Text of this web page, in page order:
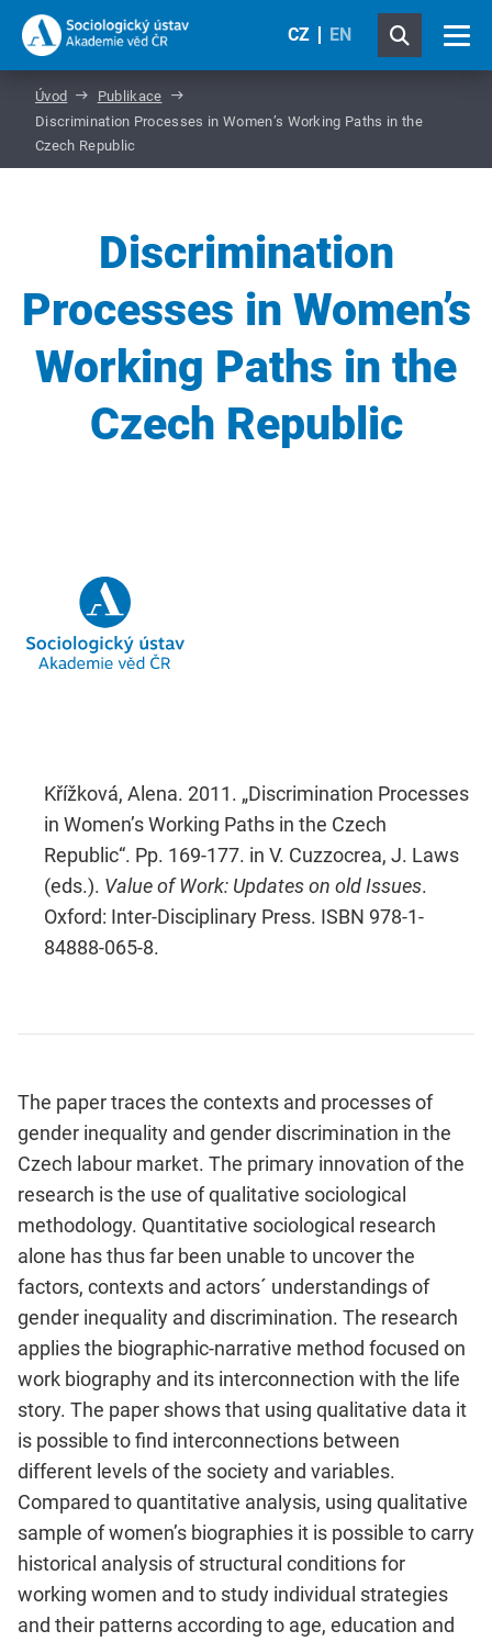
CZ EN
Úvod
Publikace
Discrimination Processes in Women’s Working Paths in the
Czech Republic
Discrimination
Processes in Women’s
Working Paths in the
Czech Republic
Křížková, Alena. 2011. „Discrimination Processes
in Women’s Working Paths in the Czech
Republic“. Pp. 169-177. in V. Cuzzocrea, J. Laws
(eds.). Value of Work: Updates on old Issues.
Oxford: Inter-Disciplinary Press. ISBN 978-1-
84888-065-8.
The paper traces the contexts and processesof
gender inequality and genderdiscrimination in the
Czech labour market. The primary innovation of the
research is the use of qualitative sociological
methodology. Quantitative sociological research
alone has thus far been unable to uncover the
factors, contexts and actors´ understandings of
gender inequality and discrimination. The research
applies the biographic-narrative method focused on
work biography and its interconnection with the life
story. The paper shows that using qualitative data it
is possible to find interconnections between
different levels of the society and variables.
Compared to quantitative analysis, using qualitative
sample ofwomen’s biographies it is possible to carry
historical analysis of structural conditions for
working women and to study individual strategies
and their patterns according to age, education and